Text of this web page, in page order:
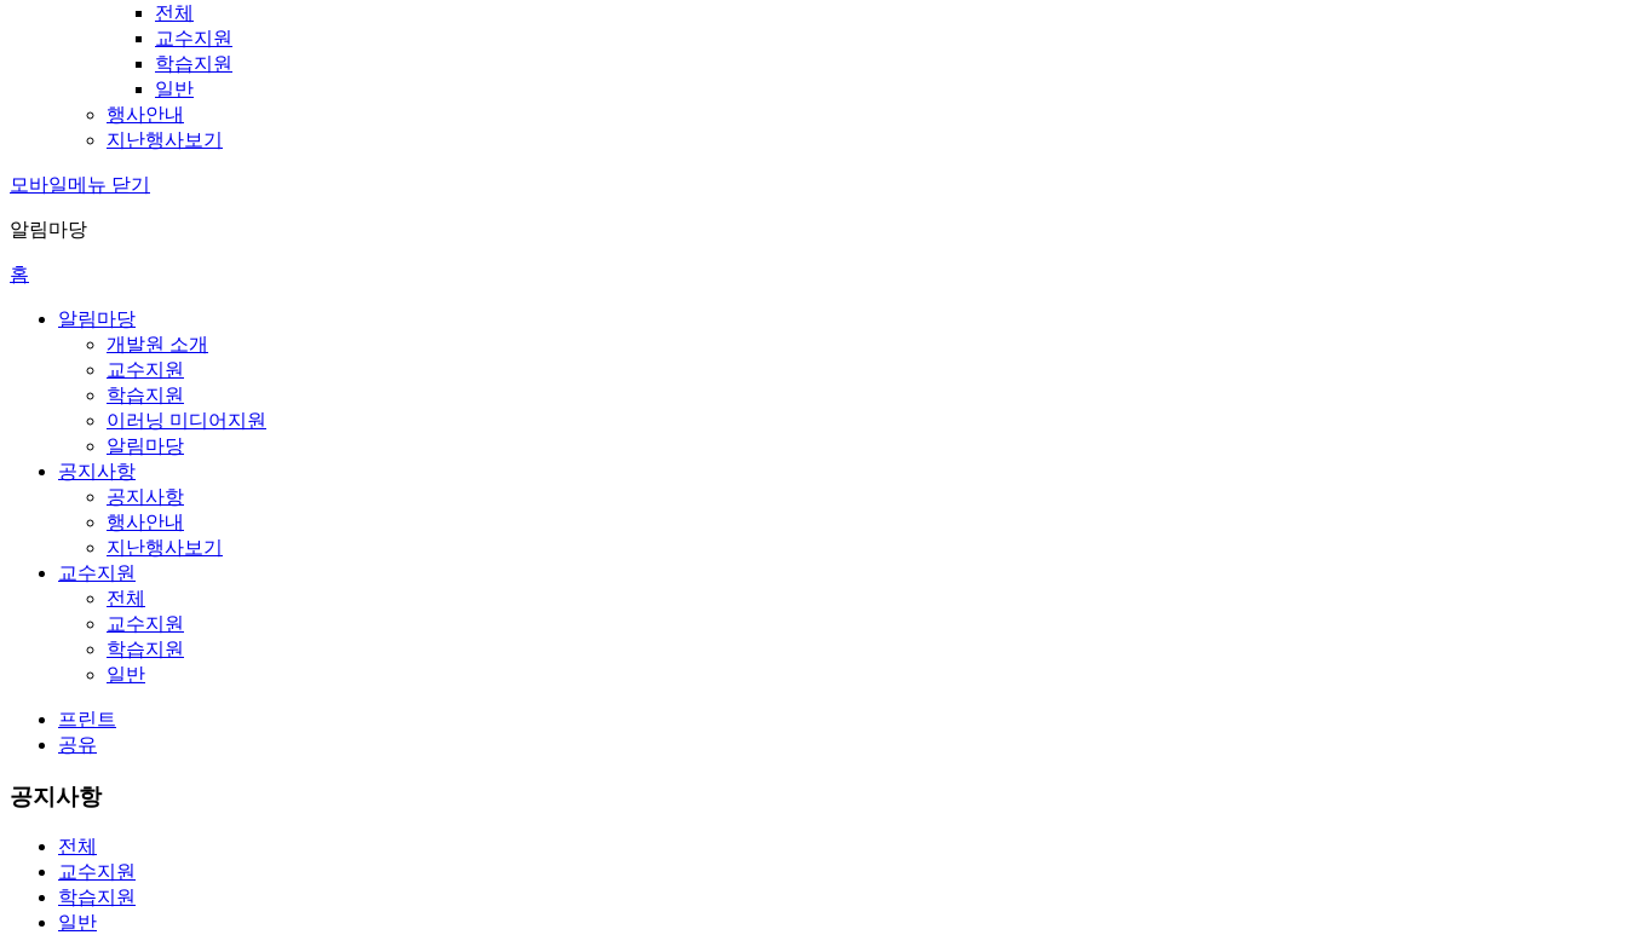
전체
교수지원
학습지원
일반
행사안내
지난행사보기
모바일메뉴 닫기
알림마당
홈
알림마당
개발원 소개
교수지원
학습지원
이러닝 미디어지원
알림마당
공지사항
공지사항
행사안내
지난행사보기
교수지원
전체
교수지원
학습지원
일반
프린트
공유
공지사항
전체
교수지원
학습지원
일반